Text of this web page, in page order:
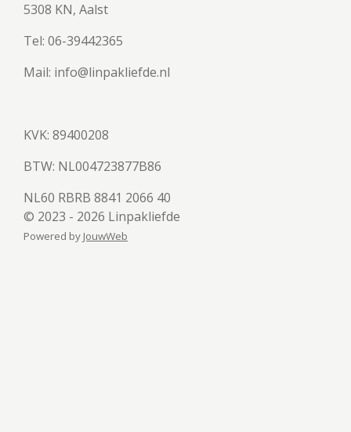
5308 KN, Aalst
Tel: 06-39442365
Mail: info@linpakliefde.nl
KVK: 89400208
BTW: NL004723877B86
NL60 RBRB 8841 2066 40
© 2023 - 2026 Linpakliefde
Powered by JouwWeb